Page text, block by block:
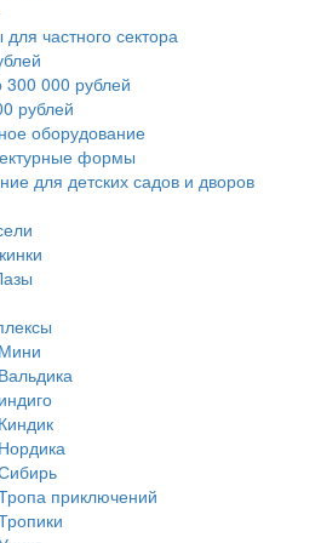
частного сектора
300 000 рублей
рублей
оборудование
формы
для детских садов и дворов
приключений